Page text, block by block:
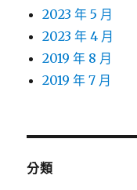
2023 年 5 月
2023 年 4 月
2019 年 8 月
2019 年 7 月
分類